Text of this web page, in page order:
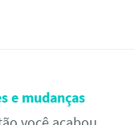
e mudanças